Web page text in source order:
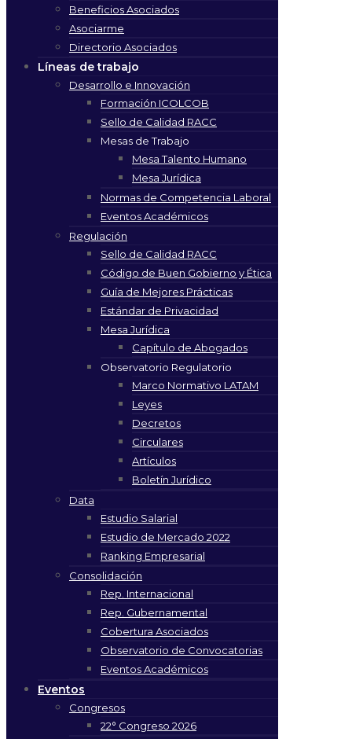
Beneficios Asociados
Asociarme
Directorio Asociados
Líneas de trabajo
Desarrollo e Innovación
Formación ICOLCOB
Sello de Calidad RACC
Mesas de Trabajo
Mesa Talento Humano
Mesa Jurídica
Normas de Competencia Laboral
Eventos Académicos
Regulación
Sello de Calidad RACC
Código de Buen Gobierno y Ética
Guía de Mejores Prácticas
Estándar de Privacidad
Mesa Jurídica
Capítulo de Abogados
Observatorio Regulatorio
Marco Normativo LATAM
Leyes
Decretos
Circulares
Artículos
Boletín Jurídico
Data
Estudio Salarial
Estudio de Mercado 2022
Ranking Empresarial
Consolidación
Rep. Internacional
Rep. Gubernamental
Cobertura Asociados
Observatorio de Convocatorias
Eventos Académicos
Eventos
Congresos
22° Congreso 2026